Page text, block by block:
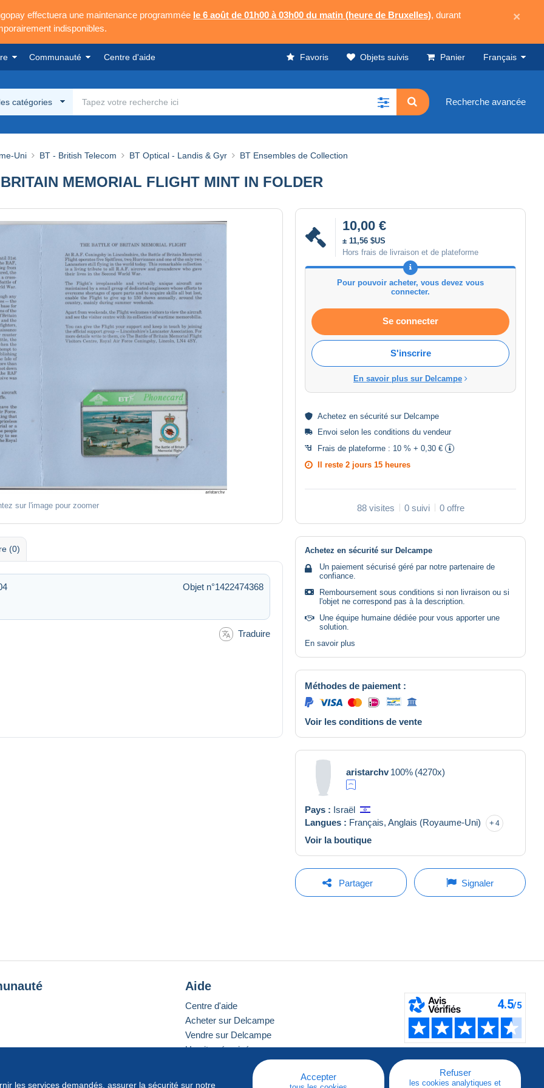
effectuera une maintenance programmée le 6 août de 01h00 à 03h00 du matin (heure de Bruxelles), durant
indisponibles.
×
Communauté Centre d'aide Favoris Objets suivis Panier Français
catégories Recherche avancée
Uni BT - British Telecom BT Optical - Landis & Gyr BT Ensembles de Collection
MEMORIAL FLIGHT MINT IN FOLDER
sur l'image pour zoomer
10,00 €
± 11,56 $US
Hors frais de livraison et de plateforme
Pour pouvoir acheter, vous devez vous
connecter.
Se connecter
S'inscrire
En savoir plus sur Delcampe
Achetez en sécurité sur Delcampe
Envoi selon les conditions du vendeur
Frais de plateforme : 10 % + 0,30 €
Il reste 2 jours 15 heures
88 visites 0 suivi 0 offre
(0)
Objet n°1422474368
Traduire
Achetez en sécurité sur Delcampe
Un paiement sécurisé géré par notre partenaire de
confiance.
Remboursement sous conditions si non livraison ou si
l'objet ne correspond pas à la description.
Une équipe humaine dédiée pour vous apporter une
solution.
En savoir plus
Méthodes de paiement :
Voir les conditions de vente
aristarchv 100% (4270x)
Pays : Israël
Langues : Français, Anglais (Royaume-Uni) 4
Voir la boutique
Partager Signaler
les services demandés, assurer la sécurité sur notre
Accepter Refuser
les cookies analytiques et
Aide
Centre d'aide
Acheter sur Delcampe
Vendre sur Delcampe
Un site sécurisé